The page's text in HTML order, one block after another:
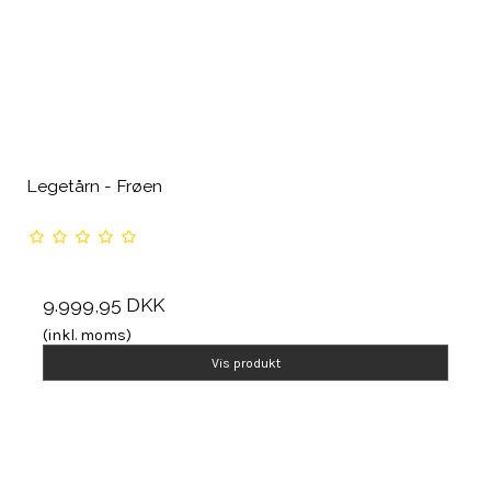
Legetårn - Frøen
9.999,95 DKK
(inkl. moms)
Vis produkt